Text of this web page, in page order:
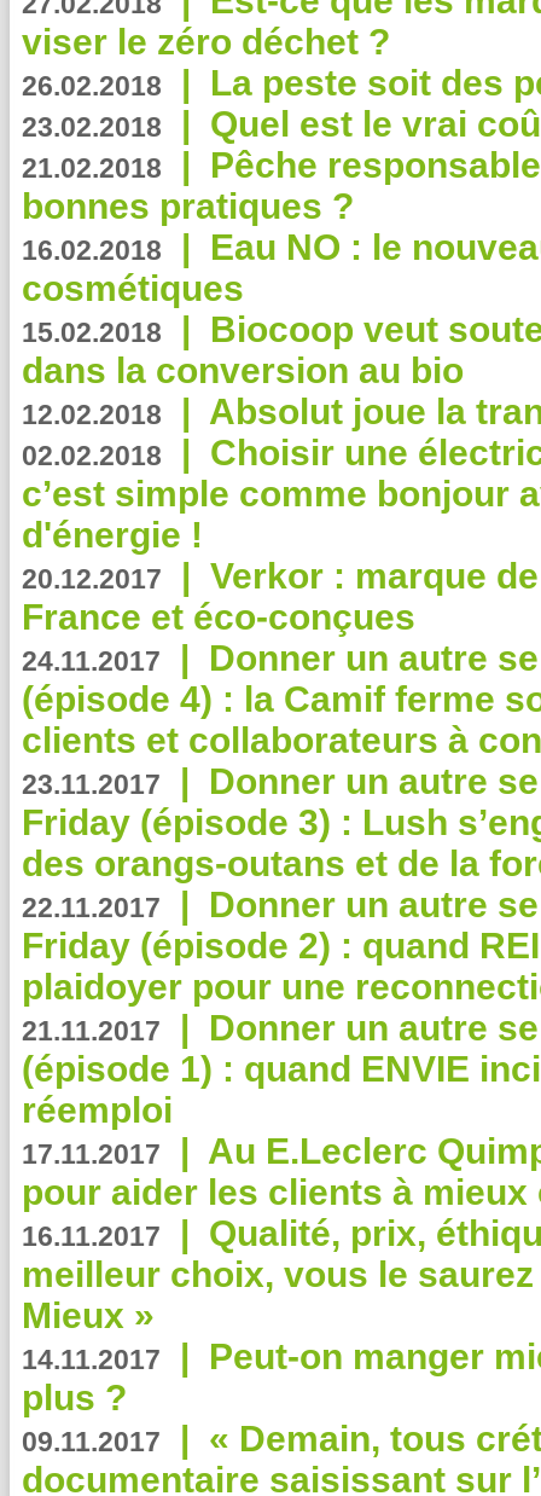
viser le zéro déchet ?
26.02.2018 | La peste soit des
23.02.2018 | Quel est le vrai
21.02.2018 | Pêche
bonnes pratiques ?
16.02.2018 | Eau NO : le
cosmétiques
15.02.2018 | Biocoop veut
dans la conversion au bio
12.02.2018 | Absolut joue la
02.02.2018 | Choisir une
c’est simple comme bonjour
d'énergie !
20.12.2017 | Verkor : marque
France et éco-conçues
24.11.2017 | Donner un autre
(épisode 4) : la Camif ferme
clients et collaborateurs à
23.11.2017 | Donner un autre
Friday (épisode 3) : Lush
des orangs-outans et de la
22.11.2017 | Donner un autre
Friday (épisode 2) : quand
plaidoyer pour une
21.11.2017 | Donner un autre
(épisode 1) : quand ENVIE
réemploi
17.11.2017 | Au E.Leclerc
pour aider les clients à
16.11.2017 | Qualité, prix,
meilleur choix, vous le
Mieux »
14.11.2017 | Peut-on manger
plus ?
09.11.2017 | « Demain, tous
documentaire saisissant sur